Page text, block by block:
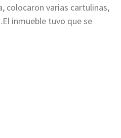
colocaron varias cartulinas,
inmueble tuvo que se